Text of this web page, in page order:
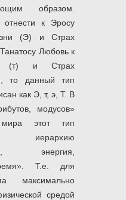
образом.
отнести к Эросу
(Э) и Страх
Любовь к
(т) и Страх
то данный тип
как Э, т, э, Т. В
модусов»
мира этот тип
иерархию
энергия,
Т.е. для
максимально
средой